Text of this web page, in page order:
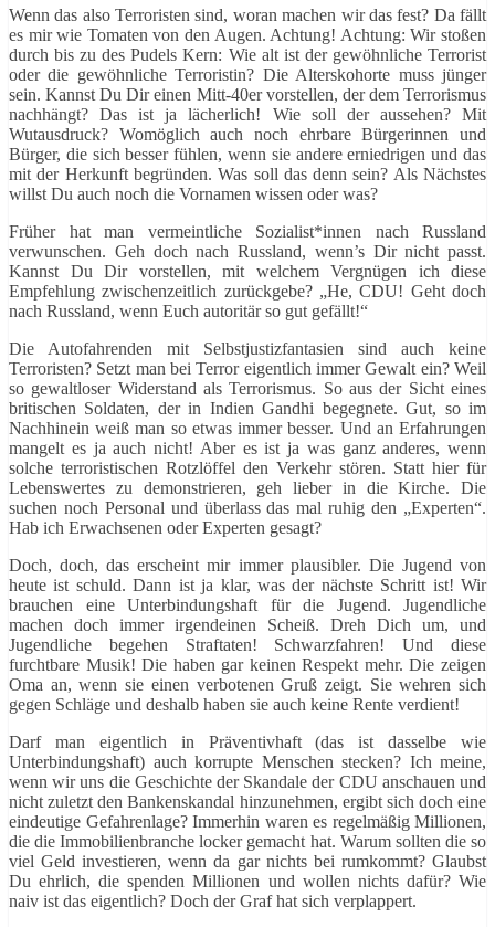
Wenn das also Terroristen sind, woran machen wir das fest? Da fällt
es mir wie Tomaten von den Augen. Achtung! Achtung: Wir stoßen
durch bis zu des Pudels Kern: Wie alt ist der gewöhnliche Terrorist
oder die gewöhnliche Terroristin? Die Alterskohorte muss jünger
sein. Kannst Du Dir einen Mitt-40er vorstellen, der dem Terrorismus
nachhängt? Das ist ja lächerlich! Wie soll der aussehen? Mit
Wutausdruck? Womöglich auch noch ehrbare Bürgerinnen und
Bürger, die sich besser fühlen, wenn sie andere erniedrigen und das
mit der Herkunft begründen. Was soll das denn sein? Als Nächstes
willst Du auch noch die Vornamen wissen oder was?
Früher hat man vermeintliche Sozialist*innen nach Russland
verwunschen. Geh doch nach Russland, wenn’s Dir nicht passt.
Kannst Du Dir vorstellen, mit welchem Vergnügen ich diese
Empfehlung zwischenzeitlich zurückgebe? „He, CDU! Geht doch
nach Russland, wenn Euch autoritär so gut gefällt!“
Die Autofahrenden mit Selbstjustizfantasien sind auch keine
Terroristen? Setzt man bei Terror eigentlich immer Gewalt ein? Weil
so gewaltloser Widerstand als Terrorismus. So aus der Sicht eines
britischen Soldaten, der in Indien Gandhi begegnete. Gut, so im
Nachhinein weiß man so etwas immer besser. Und an Erfahrungen
mangelt es ja auch nicht! Aber es ist ja was ganz anderes, wenn
solche terroristischen Rotzlöffel den Verkehr stören. Statt hier für
Lebenswertes zu demonstrieren, geh lieber in die Kirche. Die
suchen noch Personal und überlass das mal ruhig den „Experten“.
Hab ich Erwachsenen oder Experten gesagt?
Doch, doch, das erscheint mir immer plausibler. Die Jugend von
heute ist schuld. Dann ist ja klar, was der nächste Schritt ist! Wir
brauchen eine Unterbindungshaft für die Jugend. Jugendliche
machen doch immer irgendeinen Scheiß. Dreh Dich um, und
Jugendliche begehen Straftaten! Schwarzfahren! Und diese
furchtbare Musik! Die haben gar keinen Respekt mehr. Die zeigen
Oma an, wenn sie einen verbotenen Gruß zeigt. Sie wehren sich
gegen Schläge und deshalb haben sie auch keine Rente verdient!
Darf man eigentlich in Präventivhaft (das ist dasselbe wie
Unterbindungshaft) auch korrupte Menschen stecken? Ich meine,
wenn wir uns die Geschichte der Skandale der CDU anschauen und
nicht zuletzt den Bankenskandal hinzunehmen, ergibt sich doch eine
eindeutige Gefahrenlage? Immerhin waren es regelmäßig Millionen,
die die Immobilienbranche locker gemacht hat. Warum sollten die so
viel Geld investieren, wenn da gar nichts bei rumkommt? Glaubst
Du ehrlich, die spenden Millionen und wollen nichts dafür? Wie
naiv ist das eigentlich? Doch der Graf hat sich verplappert.